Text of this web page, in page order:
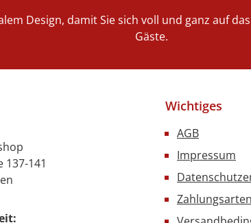
Design, damit Sie sich voll und ganz auf
Gäste.
137-141
Wichtiges
AGB
Impressum
Zahlungsarten